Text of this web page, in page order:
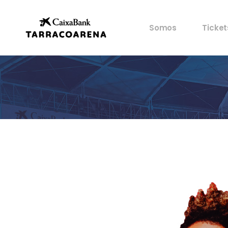
Somos
Propiedad
Espacios
Cultura
Castells
Mis
Espacios
Deportes
Gastronomía
Historia